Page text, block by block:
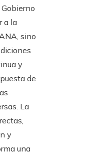
a la
sino
y
de
La
y
una